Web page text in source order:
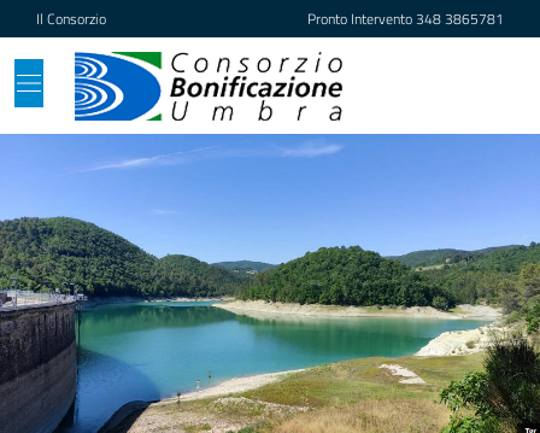
Vai ai contenuti
Vai al footer
Il Consorzio Pronto Intervento348 3865781